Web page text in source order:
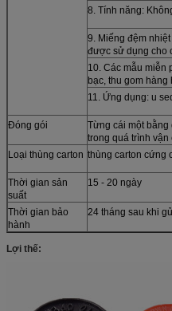
8. Tính năng:
9. Miếng đệm
được sử dụng cho
10. Các mẫu miễn
bạc, thu gom hàng
11. Ứng dụng: u
Đóng gói
Từng cái một bằng
trong quá trình vận
Loại thùng carton thùng carton cứng
Thời gian sản
suất
15 - 20 ngày
Thời gian bảo
hành
24 tháng sau khi
Lợi thế: